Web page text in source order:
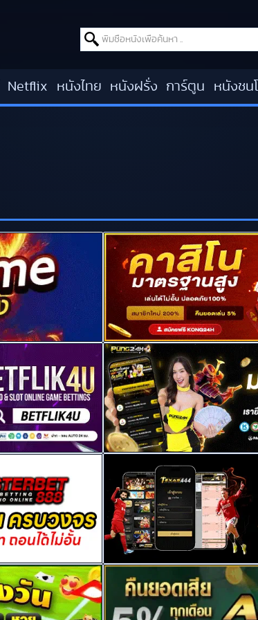
Search for:
Netflix หนังไทย หนังฝรั่ง การ์ตูน หนังชน